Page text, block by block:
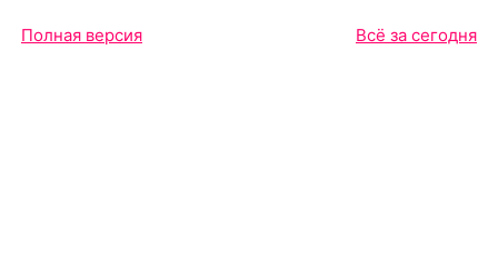
Полная версия Всё за сегодня